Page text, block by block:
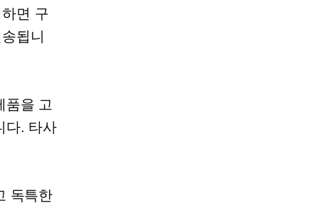
면 구
됩니
품을 고
다. 타사
독특한